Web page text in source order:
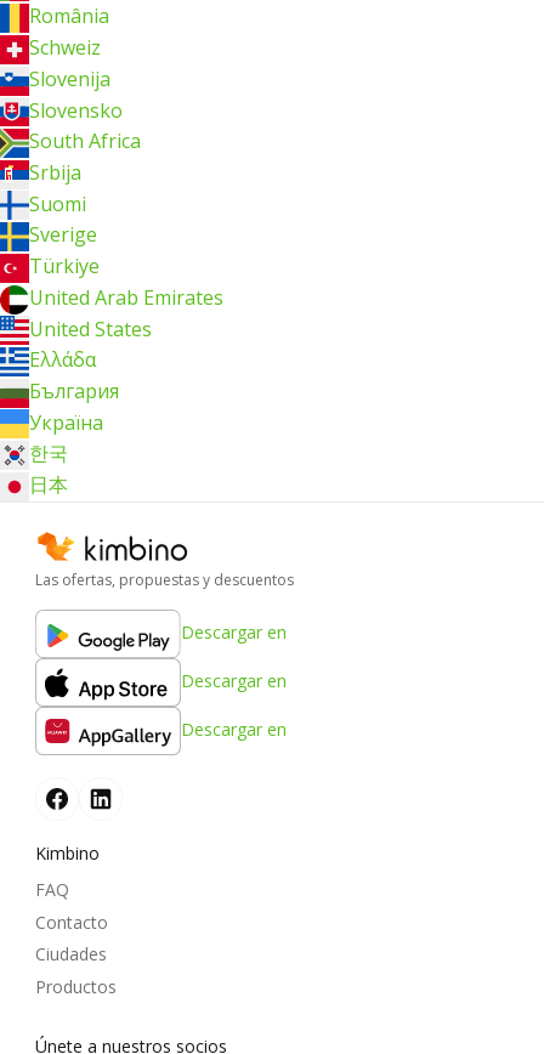
România
Schweiz
Slovenija
Slovensko
South Africa
Srbija
Suomi
Sverige
Türkiye
United Arab Emirates
United States
Ελλάδα
България
Україна
한국
日本
Las ofertas, propuestas y descuentos
Descargar en
Descargar en
Descargar en
Kimbino
FAQ
Contacto
Ciudades
Productos
Únete a nuestros socios